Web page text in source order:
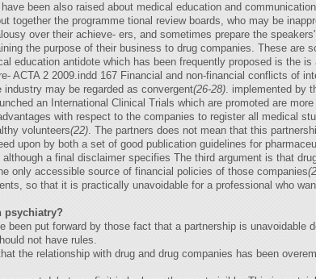
been also raised about medical education and
the programme tional review boards, who may be
over their achieve- ers, and sometimes prepare the
the purpose of their business to drug companies. These are
education antidote which has been frequently proposed is the is
ACTA 2 2009.indd 167 Financial and non-financial conflicts of
may be regarded as convergent(26-28). implemented by
an International Clinical Trials which are promoted are
with respect to the companies to register all medical
volunteers(22). The partners does not mean that this
upon by both a set of good publication guidelines for
a final disclaimer specifies The third argument is that
only accessible source of financial policies of those companies
so that it is practically unavoidable for a professional who
psychiatry?
put forward by those fact that a partnership is unavoidable
not have rules.
the relationship with drug and drug companies has been